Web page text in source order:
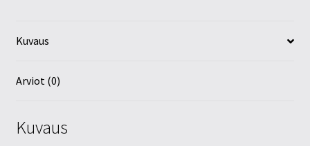
Kuvaus
Arviot (0)
Kuvaus